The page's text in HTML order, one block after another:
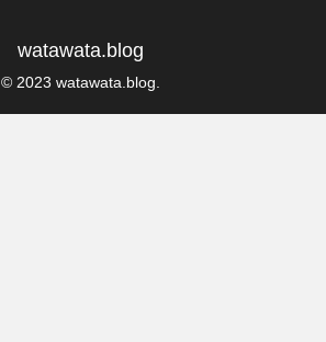
watawata.blog
© 2023 watawata.blog.